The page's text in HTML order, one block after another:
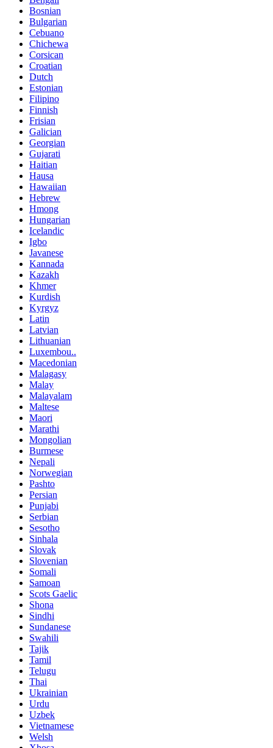
Bosnian
Bulgarian
Cebuano
Chichewa
Corsican
Croatian
Dutch
Estonian
Filipino
Finnish
Frisian
Galician
Georgian
Gujarati
Haitian
Hausa
Hawaiian
Hebrew
Hmong
Hungarian
Icelandic
Igbo
Javanese
Kannada
Kazakh
Khmer
Kurdish
Kyrgyz
Latin
Latvian
Lithuanian
Luxembou..
Macedonian
Malagasy
Malay
Malayalam
Maltese
Maori
Marathi
Mongolian
Burmese
Nepali
Norwegian
Pashto
Persian
Punjabi
Serbian
Sesotho
Sinhala
Slovak
Slovenian
Somali
Samoan
Scots Gaelic
Shona
Sindhi
Sundanese
Swahili
Tajik
Tamil
Telugu
Thai
Ukrainian
Urdu
Uzbek
Vietnamese
Welsh